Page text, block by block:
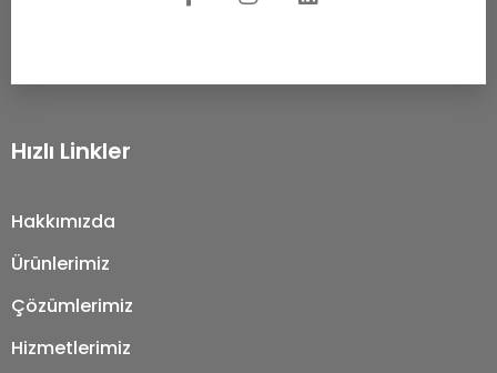
Hızlı Linkler
Hakkımızda
Ürünlerimiz
Çözümlerimiz
Hizmetlerimiz